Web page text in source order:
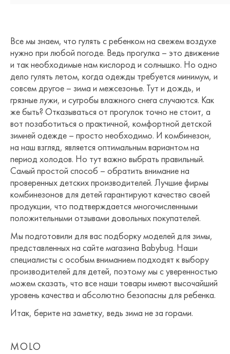
Все мы знаем, что гулять с ребенком на свежем воздухе
нужно при любой погоде. Ведь прогулка – это движение
и так необходимые нам кислород и солнышко. Но одно
дело гулять летом, когда одежды требуется минимум, и
совсем другое – зима и межсезонье. Тут и дождь, и
грязные лужи, и сугробы влажного снега случаются. Как
же быть? Отказываться от прогулок точно не стоит, а
вот позаботиться о практичной, комфортной детской
зимней одежде – просто необходимо. И комбинезон,
на наш взгляд, является оптимальным вариантом на
период холодов. Но тут важно выбрать правильный.
Самый простой способ – обратить внимание на
проверенных детских производителей. Лучшие фирмы
комбинезонов для детей гарантируют качество своей
продукции, что подтверждается многочисленными
положительными отзывами довольных покупателей.
Мы подготовили для вас подборку моделей для зимы,
представленных на сайте магазина Babybug. Наши
специалисты с особым вниманием подходят к выбору
производителей для детей, поэтому мы с уверенностью
можем сказать, что все наши товары имеют высочайший
уровень качества и абсолютно безопасны для ребенка.
Итак, берите на заметку, ведь зима не за горами.
MOLO